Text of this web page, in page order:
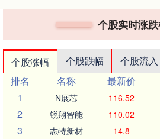
个股实时涨
个股涨幅 个股跌幅 个股流入
排名
名称 最新价
1
N展芯 116.52
2 锐翔智能 110.02
3 志特新材 14.8